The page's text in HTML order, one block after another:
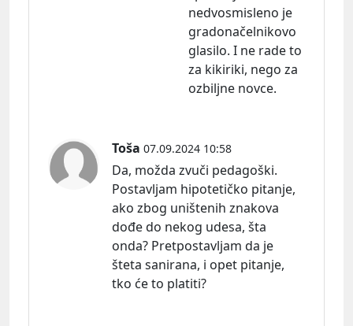
nedvosmisleno je
gradonačelnikovo
glasilo. I ne rade to
za kikiriki, nego za
ozbiljne novce.
Toša 07.09.2024 10:58
Da, možda zvuči pedagoški.
Postavljam hipotetičko pitanje,
ako zbog uništenih znakova
dođe do nekog udesa, šta
onda? Pretpostavljam da je
šteta sanirana, i opet pitanje,
tko će to platiti?